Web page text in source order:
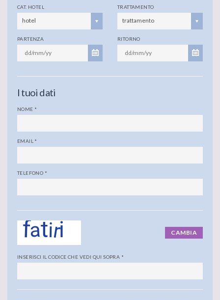
CAT. HOTEL
hotel
TRATTAMENTO
trattamento
PARTENZA RITORNO
I tuoi dati
NOME *
EMAIL *
TELEFONO *
CAMBIA
INSERISCI IL CODICE CHE VEDI QUI SOPRA *